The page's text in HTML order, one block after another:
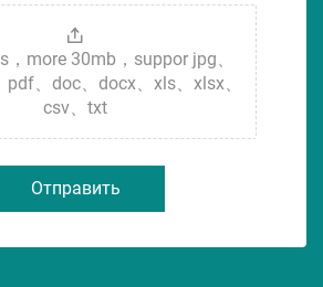
，more 30mb，suppor jpg、
pdf、doc、docx、xls、xlsx、
csv、txt
Отправить